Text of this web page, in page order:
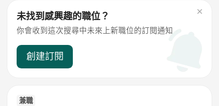
未找到感興趣的職位？
你會收到這次搜尋中未來上新職位的訂閱通知
創建訂閱
兼職